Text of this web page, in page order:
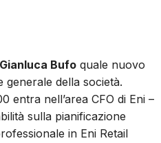
Gianluca Bufo quale nuovo
della società.
entra nell’area CFO di Eni –
sulla pianificazione
in Eni Retail